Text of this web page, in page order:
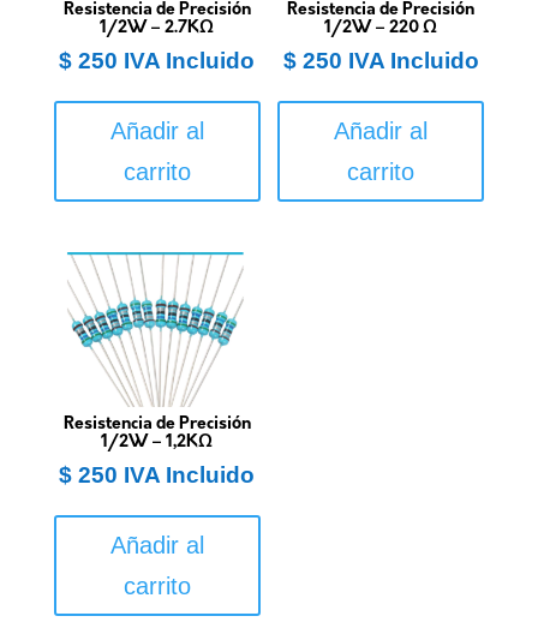
Resistencia de Precisión
1/2W – 2.7KΩ
$ 250 IVA Incluido
Añadir al
carrito
Resistencia de Precisión
1/2W – 220 Ω
$250 IVA Incluido
Añadir al
carrito
Resistencia de Precisión
1/2W – 1,2KΩ
$ 250 IVA Incluido
Añadir al
carrito